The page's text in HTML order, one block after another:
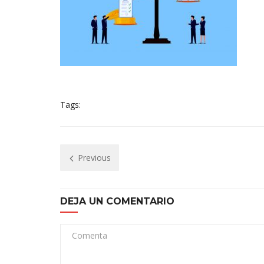
Tags:
Previous
DEJA UN COMENTARIO
Comenta